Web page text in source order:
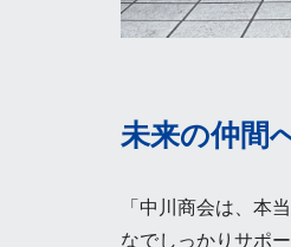
未来の仲間
「中川商会は、本
なでしっかりサポ